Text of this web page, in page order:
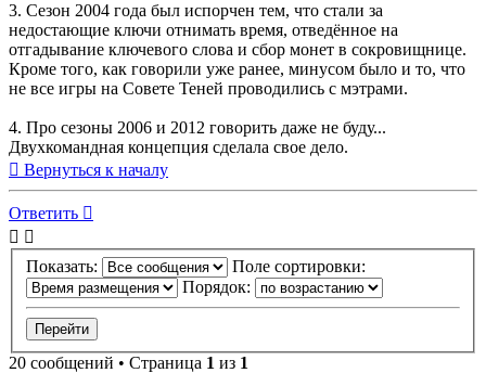
3. Сезон 2004 года был испорчен тем, что стали за
недостающие ключи отнимать время, отведённое на
отгадывание ключевого слова и сбор монет в сокровищнице.
Кроме того, как говорили уже ранее, минусом было и то, что
не все игры на Совете Теней проводились с мэтрами.
4. Про сезоны 2006 и 2012 говорить даже не буду...
Двухкомандная концепция сделала свое дело.
Вернуться к началу
Ответить
Показать:
Поле сортировки:
Порядок:
20 сообщений • Страница 1 из 1